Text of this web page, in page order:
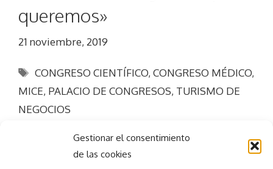
Gestionar el consentimiento
de las cookies
queremos»
21 noviembre, 2019
Etiquetas
CONGRESO CIENTÍFICO,CONGRESO MÉDICO,
MICE, PALACIO DE CONGRESOS, TURISMO DE
NEGOCIOS